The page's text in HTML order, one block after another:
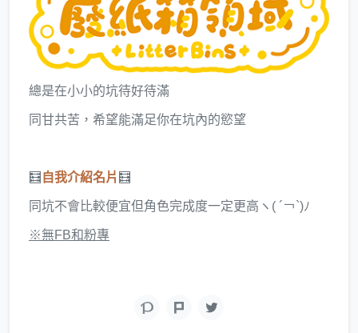
總是在小小的坑待好待滿
同甘共苦，希望能滿足你在坑內的慾望
🧮 自我介紹名片 🧮
同坑不會比較便宜但角色完成度一定更高ヽ( ´￢`)ﾉ
※無FB和粉專